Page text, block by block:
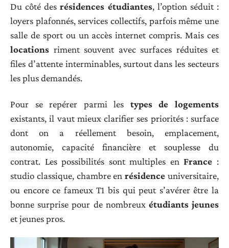
Du côté desrésidences étudiantes, l’option séduit :
loyers plafonnés, services collectifs, parfois même une
salle de sport ou un accès internet compris. Mais ces
locations riment souvent avec surfaces réduites et
files d’attente interminables, surtout dans les secteurs
les plus demandés.
Pour se repérer parmi les types de logements
existants, il vaut mieux clarifier ses priorités : surface
dont on a réellement besoin, emplacement,
autonomie, capacité financière et souplesse du
contrat. Les possibilités sont multiples enFrance :
studio classique, chambre enrésidence universitaire,
ou encore ce fameux T1 bis qui peut s’avérer être la
bonne surprise pour de nombreux étudiants jeunes
et jeunes pros.